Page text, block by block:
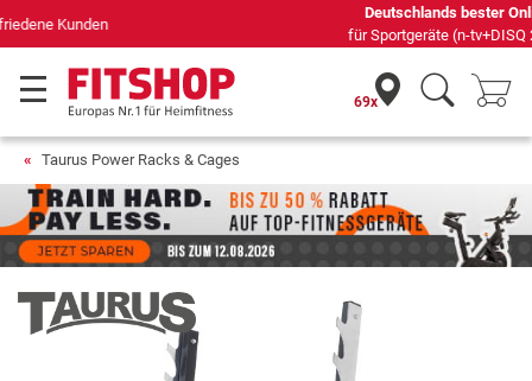
Deutschlands bester Online-Shop
für Sportgeräte (n-tv+DISQ 2016-2024)
69x
Taurus Power Racks & Cages